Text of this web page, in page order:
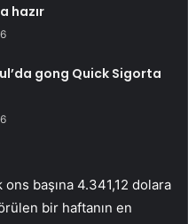
hazır
gong Quick Sigorta
başına 4.341,12 dolara
bir haftanın en